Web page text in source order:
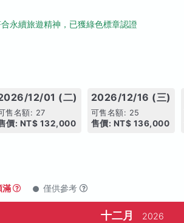
永續旅遊精神，已獲綠色標章認證
12/01 (二)
售名額: 27
價: NT$ 132,000
2026/12/16 (三)
可售名額: 25
售價: NT$ 136,000
滿 僅供參考
十二月 2026